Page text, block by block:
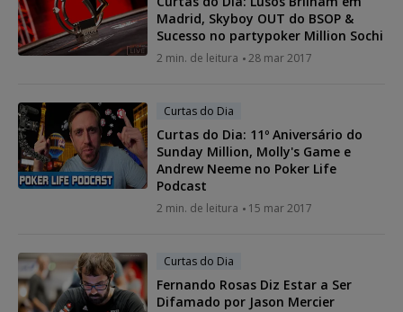
Madrid, Skyboy OUT do BSOP &
Sucesso no partypoker Million Sochi
2 min. de leitura 28 mar 2017
Curtas do Dia
Curtas do Dia: 11º Aniversário do
Sunday Million, Molly's Game e
Andrew Neeme no Poker Life
Podcast
2 min. de leitura 15 mar 2017
Curtas do Dia
Fernando Rosas Diz Estar a Ser
Difamado por Jason Mercier